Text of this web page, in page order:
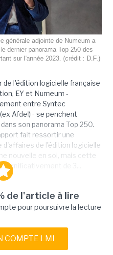
générale adjointe de Numeum a
dernier panorama Top 250 des
sur l'année 2023. (crédit : D.F.)
l'édition logicielle française
EY et Numeum -
entre Syntec
Afdel) - se penchent
son panorama Top 250.
fait ressortir une
d'affaires de l'édition logicielle
nouvelle en soi, mais cette
de 3...
de l'article à lire
pour poursuivre la lecture
COMPTE LMI